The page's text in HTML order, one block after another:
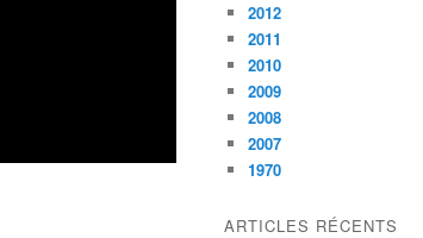
2012
2011
2010
2009
2008
2007
1970
ARTICLES RÉCENTS